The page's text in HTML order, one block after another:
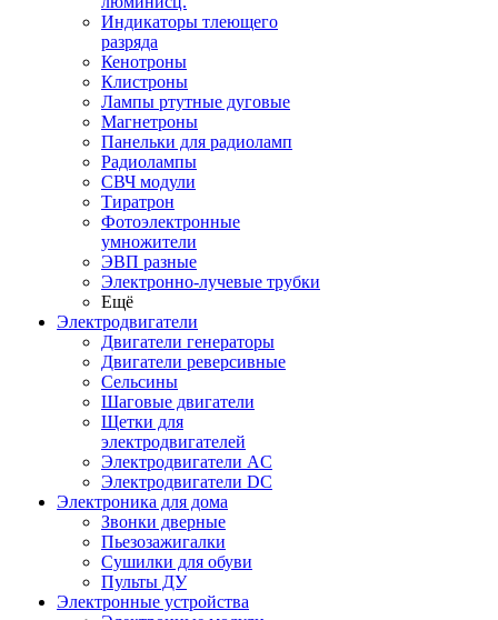
Индикаторы тлеющего
разряда
Кенотроны
Клистроны
Лампы ртутные дуговые
Магнетроны
Панельки для радиоламп
Радиолампы
СВЧ модули
Тиратрон
Фотоэлектронные
умножители
ЭВП разные
Электронно-лучевые трубки
Ещё
Электродвигатели
Двигатели генераторы
Двигатели реверсивные
Сельсины
Шаговые двигатели
Щетки для
электродвигателей
Электродвигатели AC
Электродвигатели DC
Электроника для дома
Звонки дверные
Пьезозажигалки
Сушилки для обуви
Пульты ДУ
Электронные устройства